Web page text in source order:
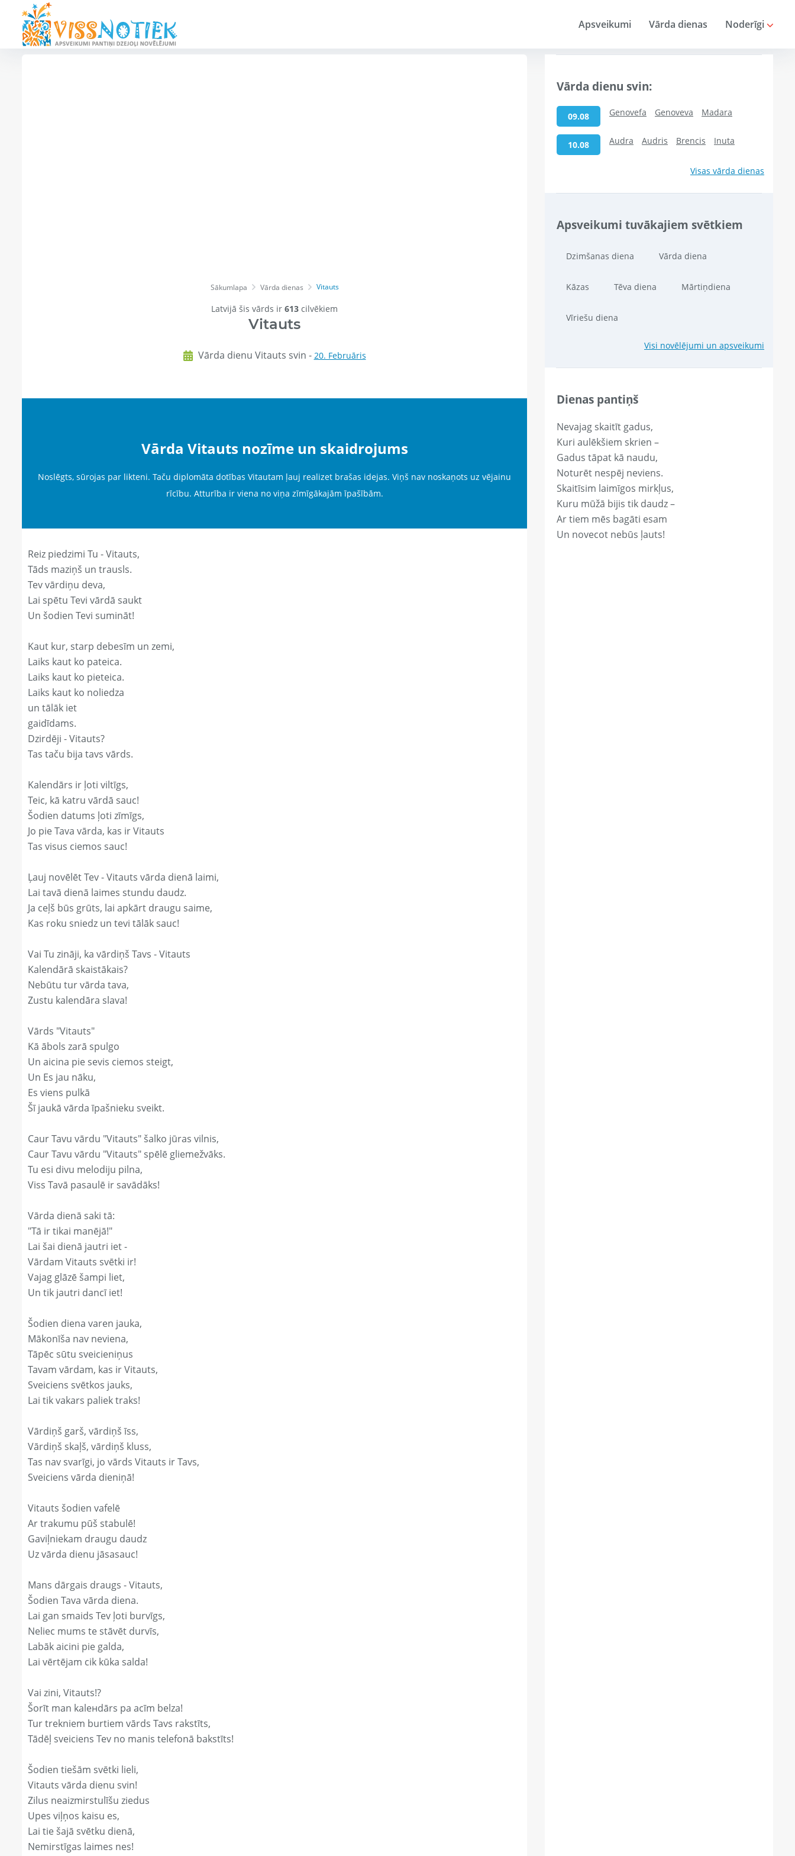
Apsveikumi Vārda dienas Noderīgi
Sākumlapa Vārda dienas Vitauts
Latvijā šis vārds ir 613 cilvēkiem
Vitauts
Vārda dienu Vitauts svin - 20. Februāris
Vārda Vitauts nozīme un skaidrojums
Noslēgts, sūrojas par likteni. Taču diplomāta dotības Vitautam ļauj realizet brašas idejas. Viņš nav noskaņots uz vējainu
rīcību. Atturība ir viena no viņa zīmīgākajām īpašībām.
Reiz piedzimi Tu - Vitauts,
Tāds maziņš un trausls.
Tev vārdiņu deva,
Lai spētu Tevi vārdā saukt
Un šodien Tevi sumināt!
Kaut kur, starp debesīm un zemi,
Laiks kaut ko pateica.
Laiks kaut ko pieteica.
Laiks kaut ko noliedza
un tālāk iet
gaidīdams.
Dzirdēji - Vitauts?
Tas taču bija tavs vārds.
Kalendārs ir ļoti viltīgs,
Teic, kā katru vārdā sauc!
Šodien datums ļoti zīmīgs,
Jo pie Tava vārda, kas ir Vitauts
Tas visus ciemos sauc!
Ļauj novēlēt Tev - Vitauts vārda dienā laimi,
Lai tavā dienā laimes stundu daudz.
Ja ceļš būs grūts, lai apkārt draugu saime,
Kas roku sniedz un tevi tālāk sauc!
Vai Tu zināji, ka vārdiņš Tavs - Vitauts
Kalendārā skaistākais?
Nebūtu tur vārda tava,
Zustu kalendāra slava!
Vārds "Vitauts"
Kā ābols zarā spulgo
Un aicina pie sevis ciemos steigt,
Un Es jau nāku,
Es viens pulkā
Šī jaukā vārda īpašnieku sveikt.
Caur Tavu vārdu "Vitauts" šalko jūras vilnis,
Caur Tavu vārdu "Vitauts" spēlē gliemežvāks.
Tu esi divu melodiju pilna,
Viss Tavā pasaulē ir savādāks!
Vārda dienā saki tā:
"Tā ir tikai manējā!"
Lai šai dienā jautri iet -
Vārdam Vitauts svētki ir!
Vajag glāzē šampi liet,
Un tik jautri dancī iet!
Šodien diena varen jauka,
Mākonīša nav neviena,
Tāpēc sūtu sveicieniņus
Tavam vārdam, kas ir Vitauts,
Sveiciens svētkos jauks,
Lai tik vakars paliek traks!
Vārdiņš garš, vārdiņš īss,
Vārdiņš skaļš, vārdiņš kluss,
Tas nav svarīgi, jo vārds Vitauts ir Tavs,
Sveiciens vārda dieniņā!
Vitauts šodien vafelē
Ar trakumu pūš stabulē!
Gaviļniekam draugu daudz
Uz vārda dienu jāsasauc!
Mans dārgais draugs - Vitauts,
Šodien Tava vārda diena.
Lai gan smaids Tev ļoti burvīgs,
Neliec mums te stāvēt durvīs,
Labāk aicini pie galda,
Lai vērtējam cik kūka salda!
Vai zini, Vitauts!?
Šorīt man kaleнdārs pa acīm belza!
Tur trekniem burtiem vārds Tavs rakstīts,
Tādēļ sveiciens Tev no manis telefonā bakstīts!
Šodien tiešām svētki lieli,
Vitauts vārda dienu svin!
Zilus neaizmirstulīšu ziedus
Upes viļņos kaisu es,
Lai tie šajā svētku dienā,
Nemirstīgas laimes nes!
Vārda dienu svin:
09.08 Genovefa Genoveva Madara
10.08 Audra Audris Brencis Inuta
Visas vārda dienas
Apsveikumi tuvākajiem svētkiem
Dzimšanas diena Vārda diena
Kāzas Tēva diena Mārtiņdiena
Vīriešu diena
Visi novēlējumi un apsveikumi
Dienas pantiņš
Nevajag skaitīt gadus,
Kuri aulēkšiem skrien –
Gadus tāpat kā naudu,
Noturēt nespēj neviens.
Skaitīsim laimīgos mirkļus,
Kuru mūžā bijis tik daudz –
Ar tiem mēs bagāti esam
Un novecot nebūs ļauts!